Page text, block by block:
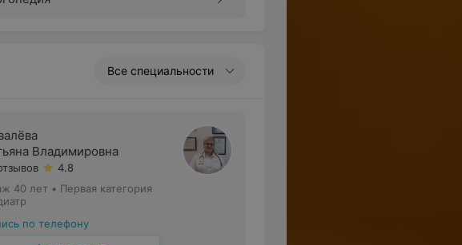
Все специальности
Владимировна
4.8
40 лет • Первая категория
по телефону